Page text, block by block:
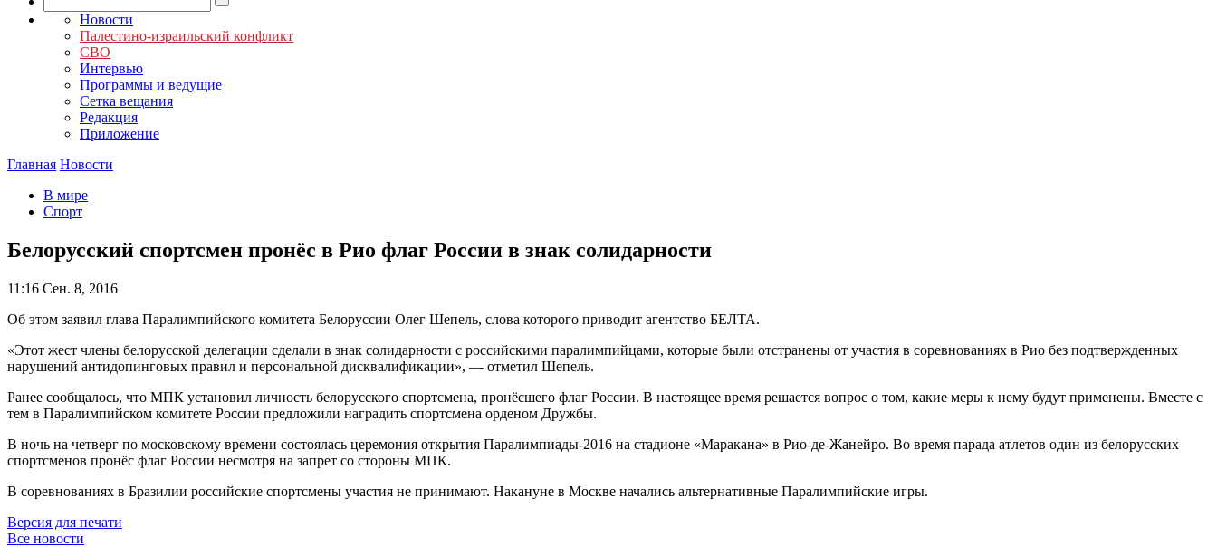
Новости
Палестино-израильский конфликт
СВО
Интервью
Программы и ведущие
Сетка вещания
Редакция
Приложение
Главная Новости
В мире
Спорт
Белорусский спортсмен пронёс в Рио флаг России в знак солидарности
11:16 Сен. 8, 2016
Об этом заявил глава Паралимпийского комитета Белоруссии Олег Шепель, слова которого приводит агентство БЕЛТА.
«Этот жест члены белорусской делегации сделали в знак солидарности с российскими паралимпийцами, которые были отстранены от участия в соревнованиях в Рио без подтвержденных
нарушений антидопинговых правил и персональной дисквалификации», — отметил Шепель.
Ранее сообщалось, что МПК установил личность белорусского спортсмена, пронёсшего флаг России. В настоящее время решается вопрос о том, какие меры к нему будут применены. Вместе с
тем в Паралимпийском комитете России предложили наградить спортсмена орденом Дружбы.
В ночь на четверг по московскому времени состоялась церемония открытия Паралимпиады-2016 на стадионе «Маракана» в Рио-де-Жанейро. Во время парада атлетов один из белорусских
спортсменов пронёс флаг России несмотря на запрет со стороны МПК.
В соревнованиях в Бразилии российские спортсмены участия не принимают. Накануне в Москве начались альтернативные Паралимпийские игры.
Версия для печати
Все новости